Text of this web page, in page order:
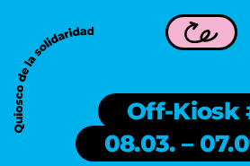
Off-Kiosk
08.03. –
Teil von WDC 2026 in Frankfurt am